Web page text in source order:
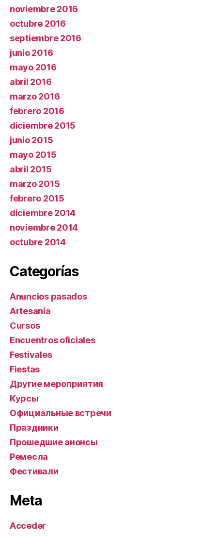
noviembre 2016
octubre 2016
septiembre 2016
junio 2016
mayo 2016
abril 2016
marzo 2016
febrero 2016
diciembre 2015
junio 2015
mayo 2015
abril 2015
marzo 2015
febrero 2015
diciembre 2014
noviembre 2014
octubre 2014
Categorías
Anuncios pasados
Artesanía
Cursos
Encuentros oficiales
Festivales
Fiestas
Другие мероприятия
Курсы
Официальные встречи
Праздники
Прошедшие анонсы
Ремесла
Фестивали
Meta
Acceder